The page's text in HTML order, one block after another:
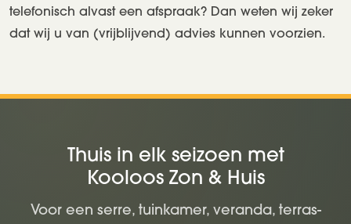
telefonisch alvast een afspraak? Dan weten wij zeker
dat wij u van (vrijblijvend) advies kunnen voorzien.
Thuis in elk seizoen met
Kooloos Zon & Huis
Voor een serre, tuinkamer, veranda, terras-